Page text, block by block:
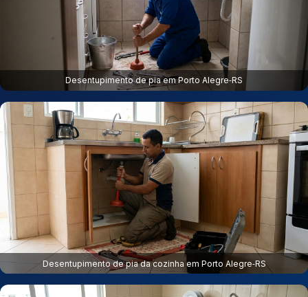
Desentupimento de pia em Porto Alegre‑RS
Desentupimento de pia da cozinha em Porto Alegre‑RS